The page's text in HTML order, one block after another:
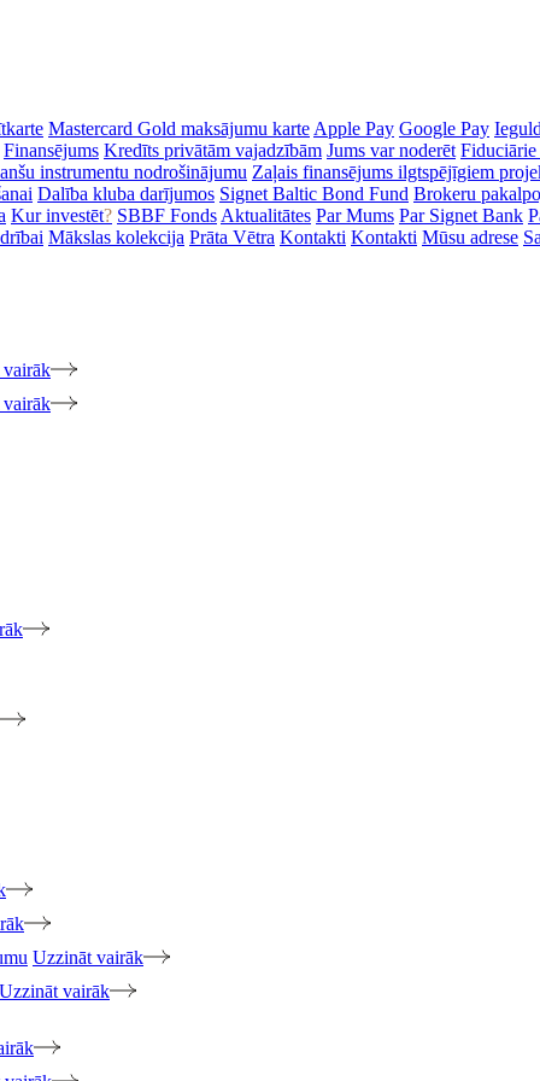
Mastercard Gold maksājumu karte Apple Pay Google Pay
Finansējums Kredīts privātām vajadzībām Jums var noderēt
instrumentu nodrošinājumu Zaļais finansējums ilgtspējīgiem
Dalība kluba darījumos Signet Baltic Bond Fund Brokeru
Kur investēt? SBBF Fonds Aktualitātes Par Mums Par Signet Bank
Mākslas kolekcija Prāta Vētra Kontakti Kontakti Mūsu adrese
Uzzināt vairāk
Uzzināt vairāk